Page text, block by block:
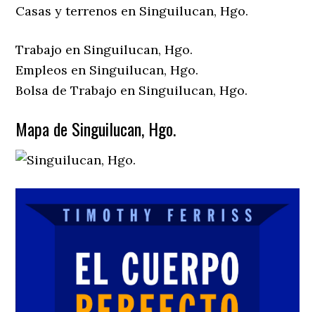
Casas y terrenos en Singuilucan, Hgo.
Trabajo en Singuilucan, Hgo.
Empleos en Singuilucan, Hgo.
Bolsa de Trabajo en Singuilucan, Hgo.
Mapa de Singuilucan, Hgo.